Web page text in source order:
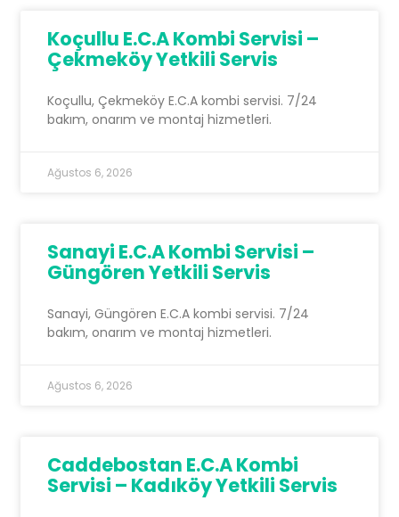
Koçullu E.C.A Kombi Servisi –
Çekmeköy Yetkili Servis
Koçullu, Çekmeköy E.C.A kombi servisi. 7/24
bakım, onarım ve montaj hizmetleri.
Ağustos 6, 2026
Sanayi E.C.A Kombi Servisi –
Güngören Yetkili Servis
Sanayi, Güngören E.C.A kombi servisi. 7/24
bakım, onarım ve montaj hizmetleri.
Ağustos 6, 2026
Caddebostan E.C.A Kombi
Servisi – Kadıköy Yetkili Servis